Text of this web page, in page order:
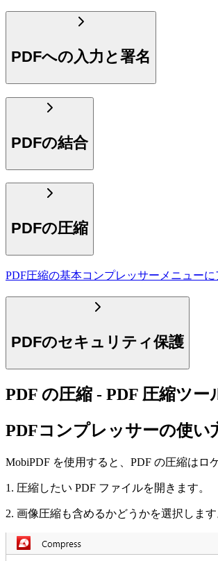
PDFへの入力と署名
PDFの結合
PDFの圧縮
PDF圧縮の基本コンプレッサーメニュー
PDFのセキュリティ保護
PDF の圧縮 - PDF 圧縮ツー
PDFコンプレッサーの使い
MobiPDF を使用すると、PDF の圧縮は
1. 圧縮したい PDF ファイルを開きます。
2. 画像圧縮も含めるかどうかを選択します